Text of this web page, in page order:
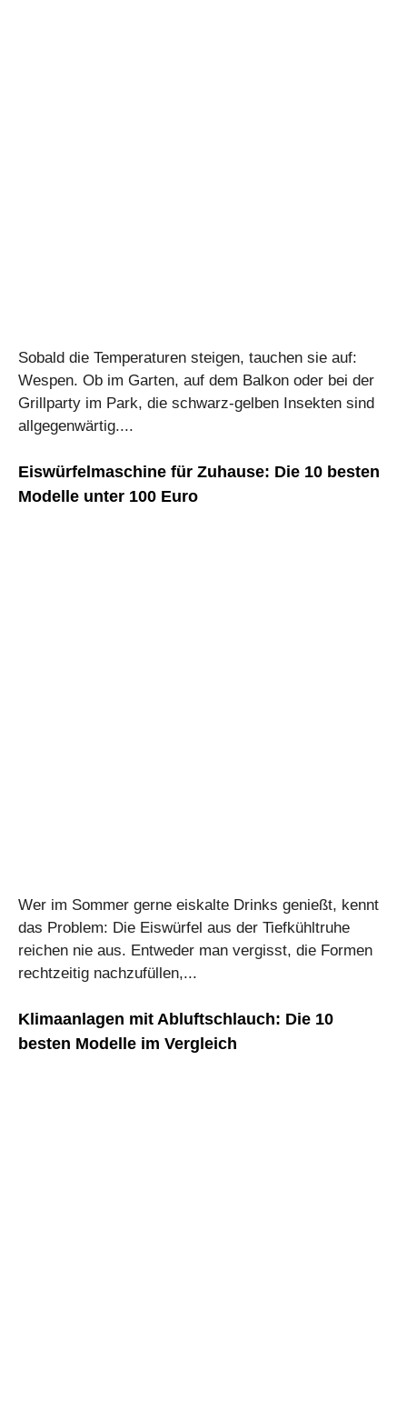
Sobald die Temperaturen steigen, tauchen sie auf:
Wespen. Ob im Garten, auf dem Balkon oder bei der
Grillparty im Park, die schwarz-gelben Insekten sind
allgegenwärtig....
Eiswürfelmaschine für Zuhause: Die 10 besten
Modelle unter 100 Euro
Wer im Sommer gerne eiskalte Drinks genießt, kennt
das Problem: Die Eiswürfel aus der Tiefkühltruhe
reichen nie aus. Entweder man vergisst, die Formen
rechtzeitig nachzufüllen,...
Klimaanlagen mit Abluftschlauch: Die 10
besten Modelle im Vergleich